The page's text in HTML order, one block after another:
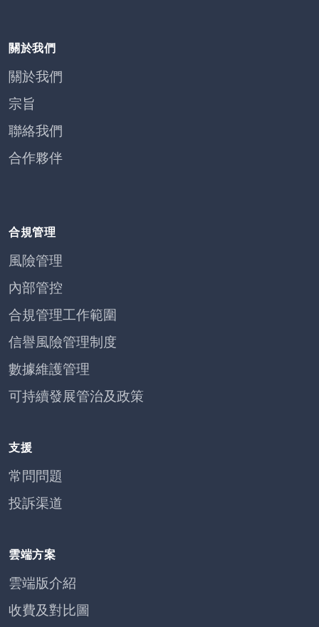
關於我們
關於我們
宗旨
聯絡我們
合作夥伴
合規管理
風險管理
內部管控
合規管理工作範圍
信譽風險管理制度
數據維護管理
可持續發展管治及政策
支援
常問問題
投訴渠道
雲端方案
雲端版介紹
收費及對比圖